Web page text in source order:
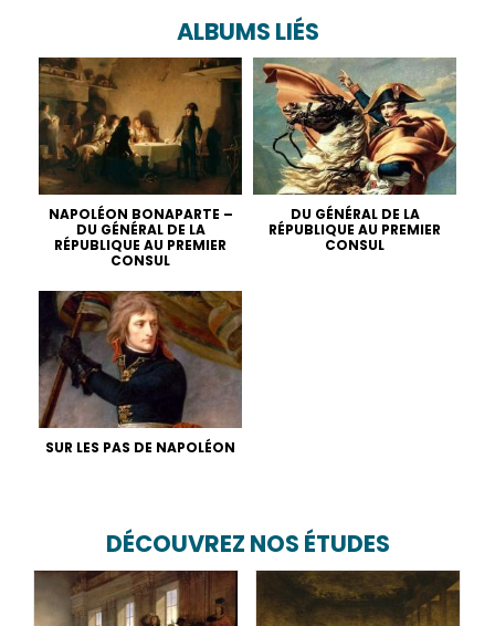
ALBUMS LIÉS
NAPOLÉON BONAPARTE –
DU GÉNÉRAL DE LA
RÉPUBLIQUE AU PREMIER
CONSUL
DU GÉNÉRAL DE LA
RÉPUBLIQUE AU PREMIER
CONSUL
SUR LES PAS DE NAPOLÉON
DÉCOUVREZ NOS ÉTUDES